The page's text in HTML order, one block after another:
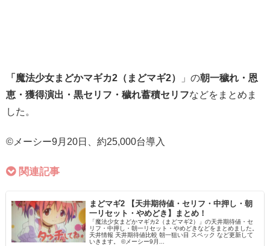
「魔法少女まどかマギカ2（まどマギ2） 」の朝一穢れ・恩
恵・獲得演出・黒セリフ・穢れ蓄積セリフなどをまとめま
した。
©メーシー9月20日、約25,000台導入
関連記事
まどマギ2 【天井期待値・セリフ・中押し・朝
一リセット・やめどき】まとめ！
「魔法少女まどかマギカ2（まどマギ2）」の天井期待値・セ
リフ・中押し・朝一リセット・やめどきなどをまとめました。
天井情報 天井期待値比較 朝一狙い目 スペック など更新して
いきます。 ©メーシー9月...